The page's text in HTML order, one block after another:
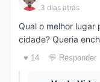
3 dias atrás
Qual o melhor
cidade? Queria
♥ 14 💬 Responder